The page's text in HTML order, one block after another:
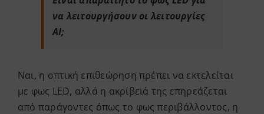
να λειτουργήσουν οι λειτουργίες
AI;
Ναι, η οπτική επιθεώρηση πρέπει να εκτελείται
με φως LED, αλλά η ακρίβειά της επηρεάζεται
από παράγοντες όπως το φως περιβάλλοντος, η